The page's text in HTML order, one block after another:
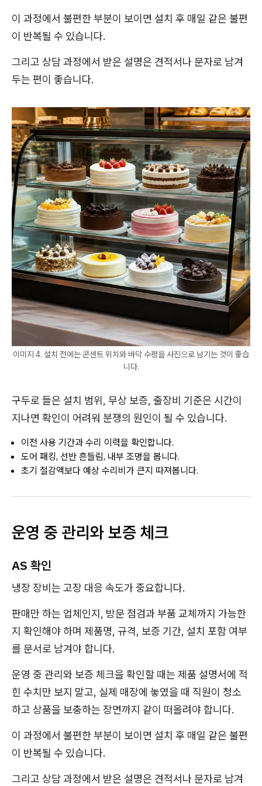
이 과정에서 불편한 부분이 보이면 설치 후 매일 같은 불편
이 반복될 수 있습니다.
그리고 상담 과정에서 받은 설명은 견적서나 문자로 남겨
두는 편이 좋습니다.
이미지 4. 설치 전에는 콘센트 위치와 바닥 수평을 사진으로 남기는 것이 좋습
니다.
구두로 들은 설치 범위, 무상 보증, 출장비 기준은 시간이
지나면 확인이 어려워 분쟁의 원인이 될 수 있습니다.
이전 사용 기간과 수리 이력을 확인합니다.
도어 패킹, 선반 흔들림, 내부 조명을 봅니다.
초기 절감액보다 예상 수리비가 큰지 따져봅니다.
운영 중 관리와 보증 체크
AS 확인
냉장 장비는 고장 대응 속도가 중요합니다.
판매만 하는 업체인지, 방문 점검과 부품 교체까지 가능한
지 확인해야 하며 제품명, 규격, 보증 기간, 설치 포함 여부
를 문서로 남겨야 합니다.
운영 중 관리와 보증 체크을 확인할 때는 제품 설명서에 적
힌 수치만 보지 말고, 실제 매장에 놓였을 때 직원이 청소
하고 상품을 보충하는 장면까지 같이 떠올려야 합니다.
이 과정에서 불편한 부분이 보이면 설치 후 매일 같은 불편
이 반복될 수 있습니다.
그리고 상담 과정에서 받은 설명은 견적서나 문자로 남겨